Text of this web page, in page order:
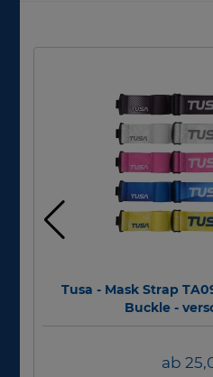
Tusa - Mask Strap
Buckle -
ab